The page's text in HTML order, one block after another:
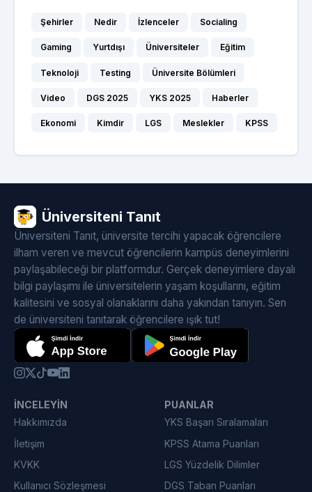
Şehirler Nedir İzlenceler Socialing
Gaming Yurtdışı Üniversiteler Eğitim
Teknoloji Testing Üniversite Bölümleri
Video DGS 2025 YKS 2025 Haberler
Ekonomi Kimdir LGS Meslekler KPSS
Üniversiteni Tanıt
Üniversiteni Tanıt, üniversite tercihi yapacak öğrencilere
ilham veren ve mevcut öğrencilerin kampüs deneyimlerini
paylaşabileceği bir platformdur. Gerçek deneyimlere dayalı
bilgi paylaşımı ile üniversitelerin yaşam koşullarını, eğitim
kalitesini ve sosyal olanaklarını daha yakından tanıyın. Sen
de üniversiteni tanıtarak öğrencilere ışık tut!
İNCELEYIN
Hakkımızda
İletişim
KVKK
Kullanıcı Sözleşmesi
PUANLAR
YKS Başarı Sıralamaları
KPSS Atama Puanları
LGS Yüzdelik Dilimler
DGS Taban Puanları